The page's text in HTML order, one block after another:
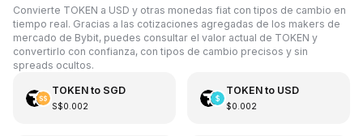
Convierte TOKEN a USD y otras monedas fiat con tipos de cambio en
tiempo real. Gracias a las cotizaciones agregadas de los makers de
mercado de Bybit, puedes consultar el valor actual de TOKEN y
convertirlo con confianza, con tipos de cambio precisos y sin
spreads ocultos.
TOKENto SGD
S$0.002
TOKENto USD
$0.002